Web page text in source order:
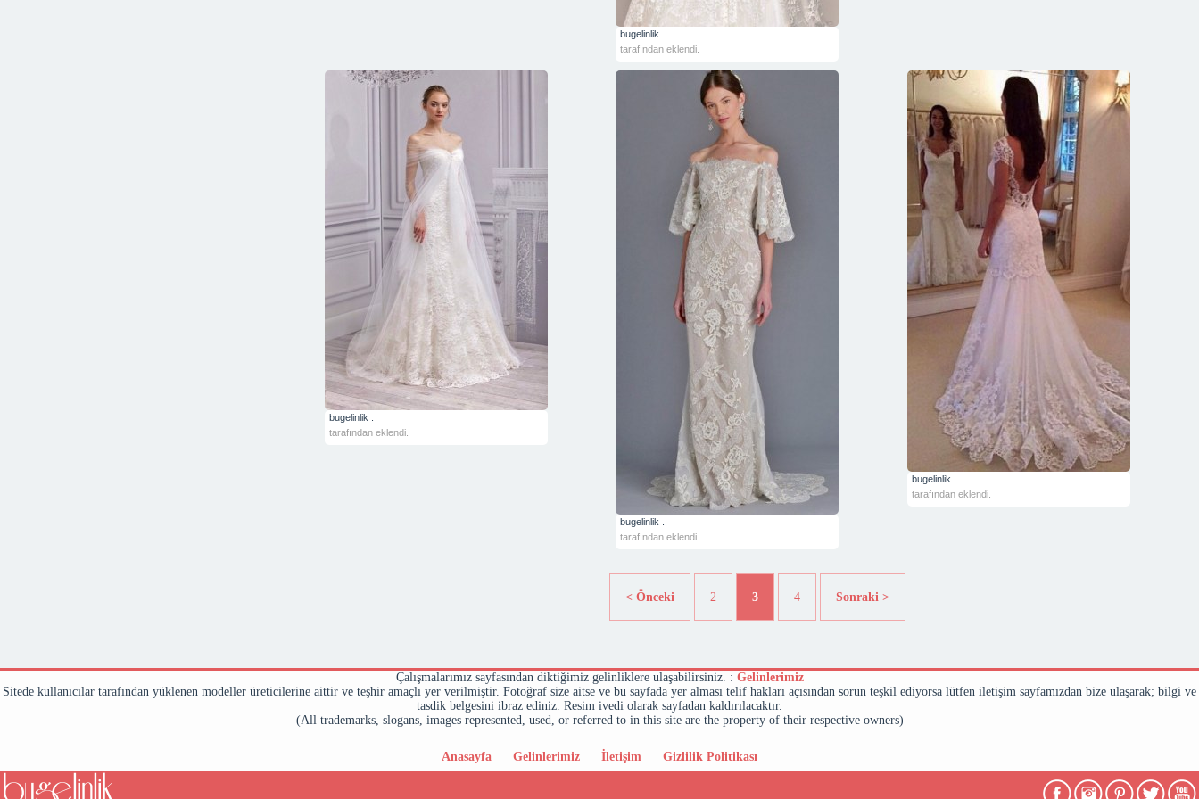
bugelinlik .
tarafından eklendi.
bugelinlik .
tarafından eklendi.
bugelinlik .
tarafından eklendi.
bugelinlik .
tarafından eklendi.
< Önceki 2 3 4 Sonraki >
Çalışmalarımız sayfasından diktiğimiz gelinliklere ulaşabilirsiniz. : Gelinlerimiz
Sitede kullanıcılar tarafından yüklenen modeller üreticilerine aittir ve teşhir amaçlı yer verilmiştir. Fotoğraf size aitse ve bu sayfada yer alması telif hakları açısından sorun teşkil ediyorsa lütfen iletişim sayfamızdan bize ulaşarak; bilgi ve
tasdik belgesini ibraz ediniz. Resim ivedi olarak sayfadan kaldırılacaktır.
(All trademarks, slogans, images represented, used, or referred to in this site are the property of their respective owners)
Anasayfa Gelinlerimiz İletişim Gizlilik Politikası